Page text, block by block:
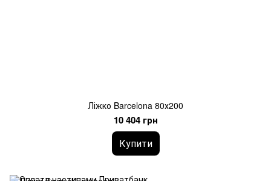
Ліжко Barcelona 80х200
10 404 грн
Купити